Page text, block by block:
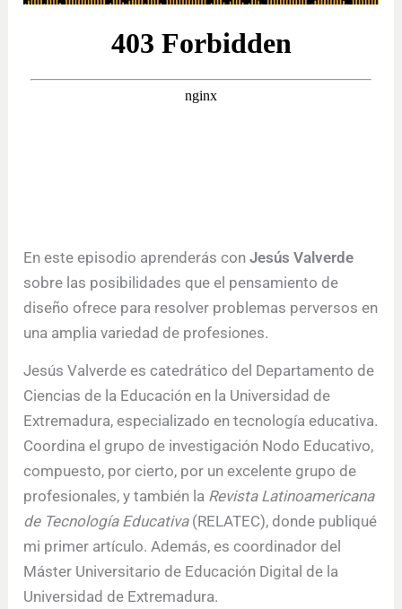
En este episodio aprenderás conJesús Valverde
sobre las posibilidades que el pensamiento de
diseño ofrece para resolver problemas perversos en
una amplia variedad de profesiones.
Jesús Valverde es catedrático del Departamento de
Ciencias de la Educación en la Universidad de
Extremadura, especializado en tecnología educativa.
Coordina el grupo de investigación Nodo Educativo,
compuesto, por cierto, por un excelente grupo de
profesionales, y también la Revista Latinoamericana
de Tecnología Educativa(RELATEC), donde publiqué
mi primer artículo. Además, es coordinador del
Máster Universitario de Educación Digital de la
Universidad de Extremadura.